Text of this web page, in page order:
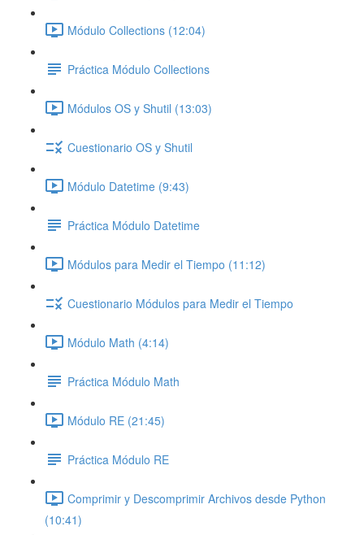
Módulo Collections (12:04)
Práctica Módulo Collections
Módulos OS y Shutil (13:03)
Cuestionario OS y Shutil
Módulo Datetime (9:43)
Práctica Módulo Datetime
Módulos para Medir el Tiempo (11:12)
Cuestionario Módulos para Medir el Tiempo
Módulo Math (4:14)
Práctica Módulo Math
Módulo RE (21:45)
Práctica Módulo RE
Comprimir y Descomprimir Archivos desde Python
(10:41)